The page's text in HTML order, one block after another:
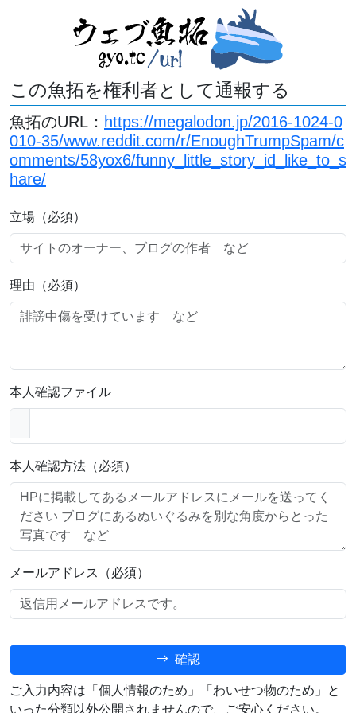
この魚拓を権利者として通報する
魚拓のURL： https://megalodon.jp/2016-1024-0
010-35/www.reddit.com/r/EnoughTrumpSpam/c
omments/58yox6/funny_little_story_id_like_to_s
hare/
立場（必須）
理由（必須）
本人確認ファイル
本人確認方法（必須）
メールアドレス（必須）
確認
ご入力内容は「個人情報のため」「わいせつ物のため」と
いった分類以外公開されませんので、ご安心ください。